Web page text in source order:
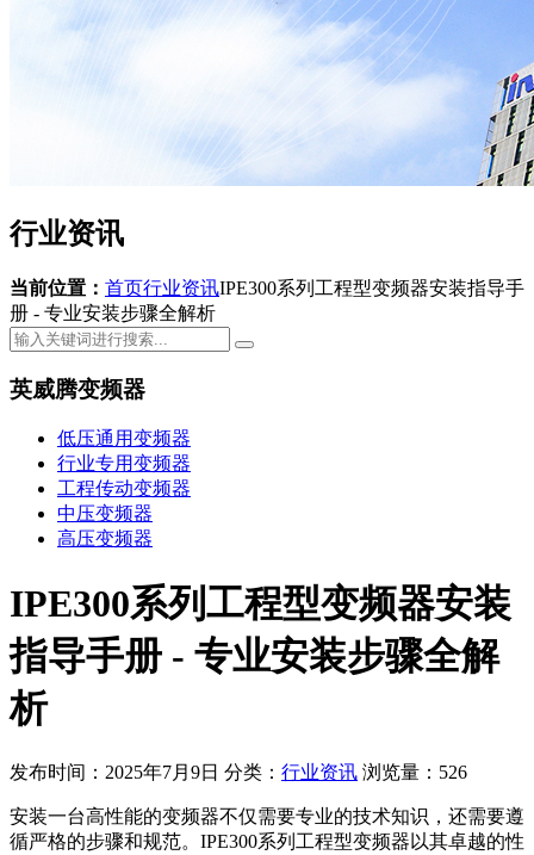
行业资讯
当前位置： 首页行业资讯IPE300系列工程型变频器安装指导手
册 - 专业安装步骤全解析
英威腾变频器
低压通用变频器
行业专用变频器
工程传动变频器
中压变频器
高压变频器
IPE300系列工程型变频器安装
指导手册 - 专业安装步骤全解
析
发布时间：2025年7月9日 分类： 行业资讯 浏览量：526
安装一台高性能的变频器不仅需要专业的技术知识，还需要遵
循严格的步骤和规范。IPE300系列工程型变频器以其卓越的性